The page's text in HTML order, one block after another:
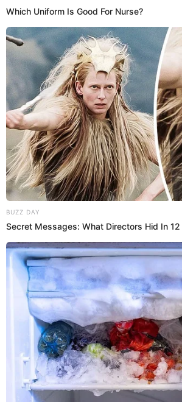
verdades en la piscina. Ella lo tilda de
a su madre en medio de la pelea.
00:26
Leslie Gallardo le da el
y ambos se besan en
Leslie Gallardofue la encargada de
Ambos pasaron un buen momento
quien estuvo muy cariñosa en el
piscina.
00:20
Isaac le hace el pare a
Rodríguez
Issacno se quedó callado tras ver
Rodríguezse burló de él al dejar
inteligente. "Inteligencia tengo
una carrera", respondió el joven. "Te
eres muy pesada", agregó molesto.